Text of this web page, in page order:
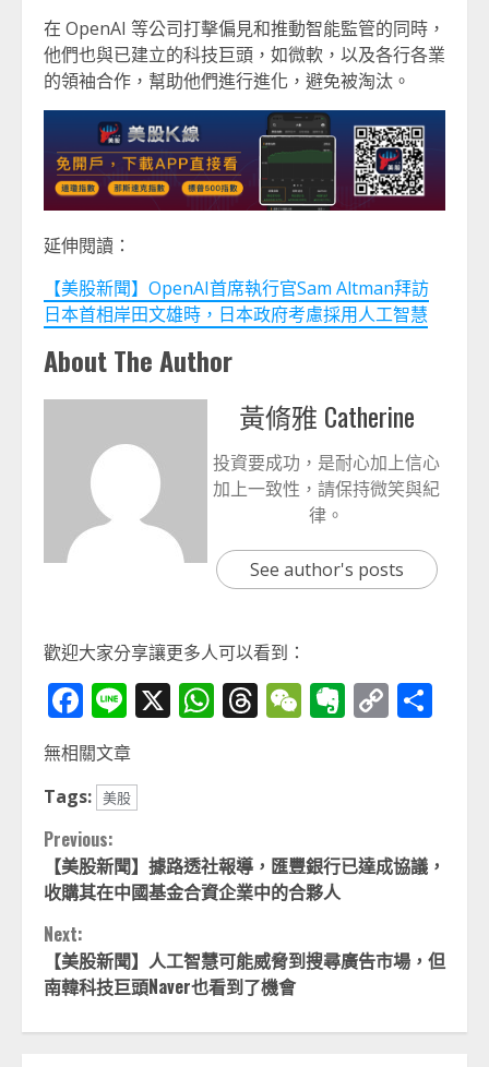
在 OpenAI 等公司打擊偏見和推動智能監管的同時，
他們也與已建立的科技巨頭，如微軟，以及各行各業
的領袖合作，幫助他們進行進化，避免被淘汰。
延伸閱讀：
【美股新聞】OpenAI首席執行官Sam Altman拜訪
日本首相岸田文雄時，日本政府考慮採用人工智慧
About The Author
黃脩雅 Catherine
投資要成功，是耐心加上信心
加上一致性，請保持微笑與紀
律。
See author's posts
歡迎大家分享讓更多人可以看到：
Facebook
Line
X WhatsApp
Threads
WeChat
Evernote
Copy
無相關文章
Tags: 美股
Continue
Reading
Previous:
【美股新聞】據路透社報導，匯豐銀行已達成協議，
收購其在中國基金合資企業中的合夥人
Next:
【美股新聞】人工智慧可能威脅到搜尋廣告市場，但
南韓科技巨頭Naver也看到了機會